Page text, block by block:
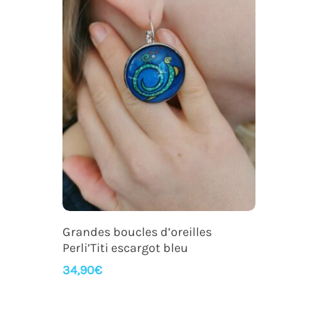
Ajouter Au Panier
Grandes boucles d’oreilles
Perli’Titi escargot bleu
34,90€